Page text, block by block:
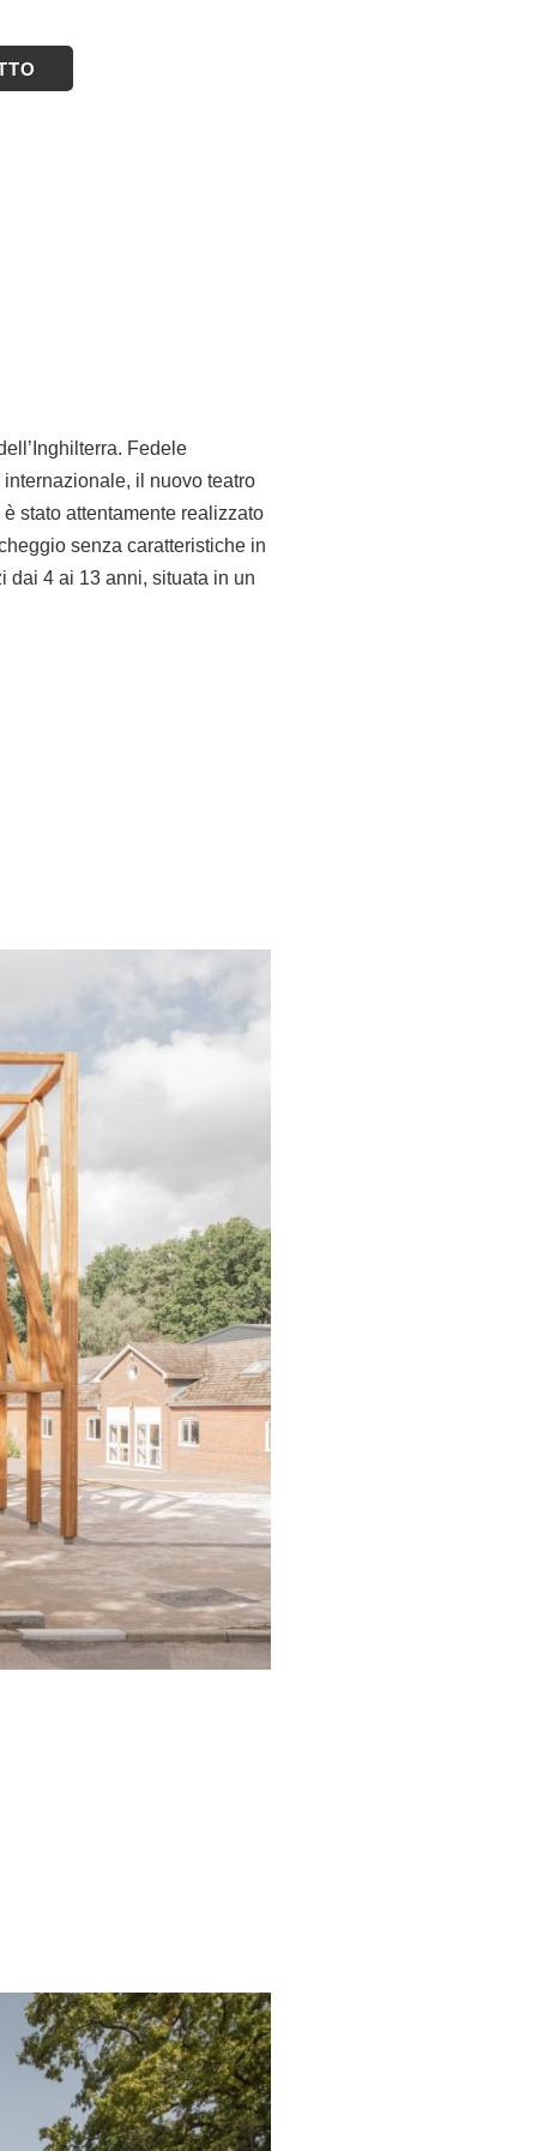
Fedele
il nuovo teatro
è stato attentamente realizzato
senza caratteristiche in
dai 4 ai 13 anni, situata in un